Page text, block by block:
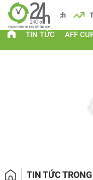
Lịch Tin
TIN TỨC AFF
TIN TỨC